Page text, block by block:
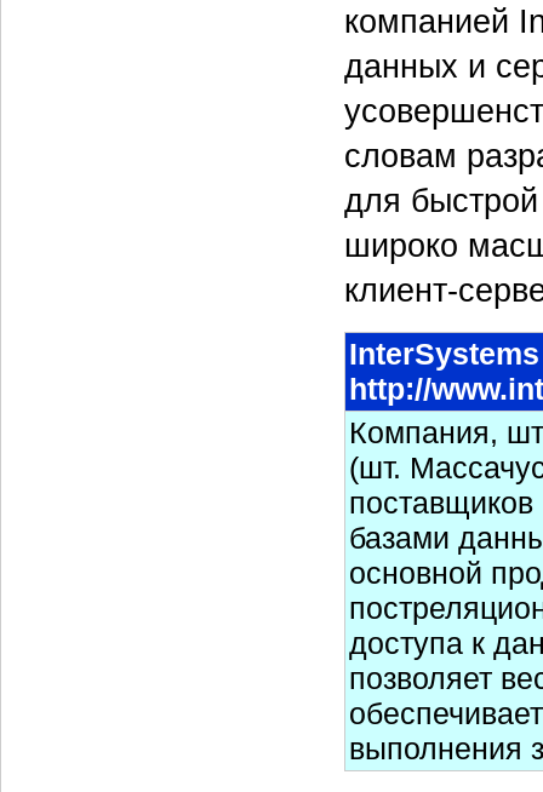
компанией
данных и
словам
для быстрой
широко
клиент-
InterSystems
http://
Компания,
(шт.
базами
основной
доступа к
позволяет
выполнения